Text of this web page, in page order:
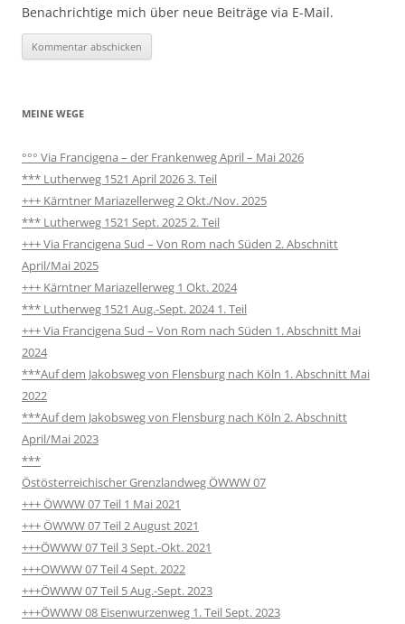
Benachrichtige mich über neue Beiträge via E-Mail.
MEINE WEGE
°°° Via Francigena – der Frankenweg April – Mai 2026
*** Lutherweg 1521 April 2026 3. Teil
+++ Kärntner Mariazellerweg 2 Okt./Nov. 2025
*** Lutherweg 1521 Sept. 2025 2. Teil
+++ Via Francigena Sud – Von Rom nach Süden 2. Abschnitt
April/Mai 2025
+++ Kärntner Mariazellerweg 1 Okt. 2024
*** Lutherweg 1521 Aug.-Sept. 2024 1. Teil
+++ Via Francigena Sud – Von Rom nach Süden 1. Abschnitt Mai
2024
***Auf dem Jakobsweg von Flensburg nach Köln 1. Abschnitt Mai
2022
***Auf dem Jakobsweg von Flensburg nach Köln 2. Abschnitt
April/Mai 2023
***
Östösterreichischer Grenzlandweg ÖWWW 07
+++ ÖWWW 07 Teil 1 Mai 2021
+++ ÖWWW 07 Teil 2 August 2021
+++ÖWWW 07 Teil 3 Sept.-Okt. 2021
+++OWWW 07 Teil 4 Sept. 2022
+++ÖWWW 07 Teil 5 Aug.-Sept. 2023
+++ÖWWW 08 Eisenwurzenweg 1. Teil Sept. 2023